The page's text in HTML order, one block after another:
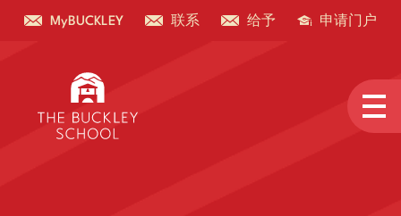
MyBUCKLEY 联系 给予 申请门户